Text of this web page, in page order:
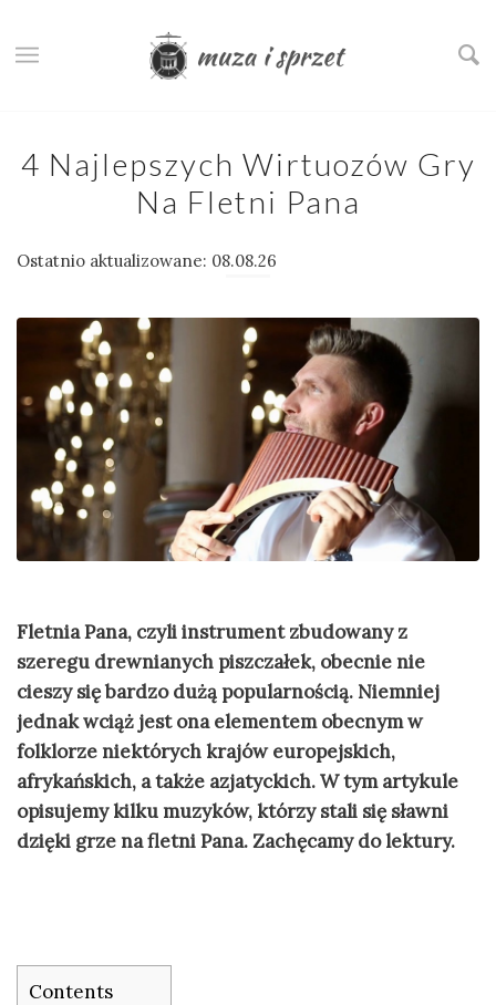
4 Najlepszych Wirtuozów Gry
Na Fletni Pana
Ostatnio aktualizowane: 08.08.26
Fletnia Pana, czyli instrument zbudowany z
szeregu drewnianych piszczałek, obecnie nie
cieszy się bardzo dużą popularnością. Niemniej
jednak wciąż jest ona elementem obecnym w
folklorze niektórych krajów europejskich,
afrykańskich, a także azjatyckich. W tym artykule
opisujemy kilku muzyków, którzy stali się sławni
dzięki grze na fletni Pana. Zachęcamy do lektury.
Contents